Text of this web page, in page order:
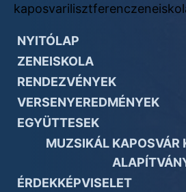
NYITÓLAP
ZENEISKOLA
RENDEZVÉNYEK
VERSENYEREDMÉNYEK
EGYÜTTESEK
MUZSIKÁL KAPOSVÁR
ÉRDEKKÉPVISELET